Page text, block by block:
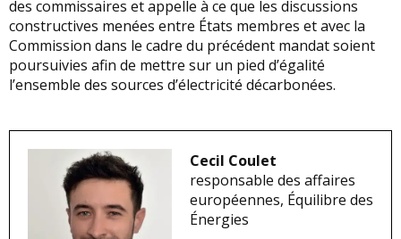
des commissaires et appelle à ce que les discussions
constructives menées entre États membres et avec la
Commission dans le cadre du précédent mandat soient
poursuivies afin de mettre sur un pied d’égalité
l’ensemble des sources d’électricité décarbonées.
Cecil Coulet
responsable des affaires
européennes, Équilibre des
Énergies